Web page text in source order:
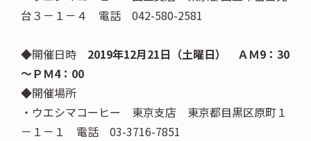
台３－１－４ 電話 042-580-2581
◆開催日時 2019年12月21日（土曜日） ＡＭ9：30
～ＰＭ4：00
◆開催場所
・ウエシマコーヒー 東京支店 東京都目黒区原町１
－１－１ 電話 03-3716-7851